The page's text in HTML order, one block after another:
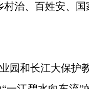
治、百姓安、
和长江大保护